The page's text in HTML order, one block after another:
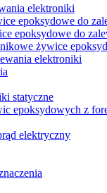
elektroniki
epoksydowe do
epoksydowe do
żywice
elektroniki
statyczne
epoksydowych z
elektryczny